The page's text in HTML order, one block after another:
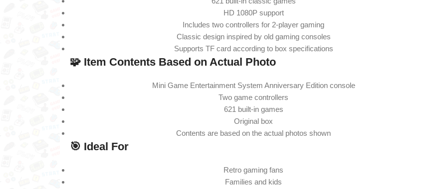
HD 1080P support
Includes two controllers for 2-player gaming
Classic design inspired by old gaming consoles
Supports TF card according to box specifications
🧩 Item Contents Based on Actual Photo
Mini Game Entertainment System Anniversary Edition console
Two game controllers
621 built-in games
Original box
Contents are based on the actual photos shown
🎯 Ideal For
Retro gaming fans
Families and kids